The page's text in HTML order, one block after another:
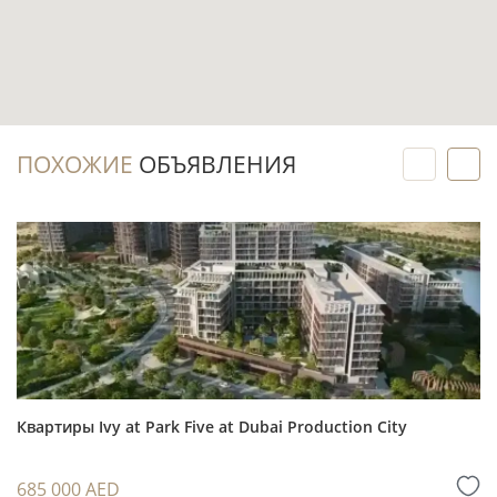
время для планирования будущего
проживания, аренды или стратегии выхода из
Инвестиционный потенциал
Sheikh Zayed Road остаётся одним из
ключевых городских коридоров Дубая: здесь
сосредоточены деловые адреса, отели,
города.
Формат с 2 спальнями и значительной
ПОХОЖИЕ ОБЪЯВЛЕНИЯ
Квартиры Ivy at Park Five at Dubai Production City
685 000 AED